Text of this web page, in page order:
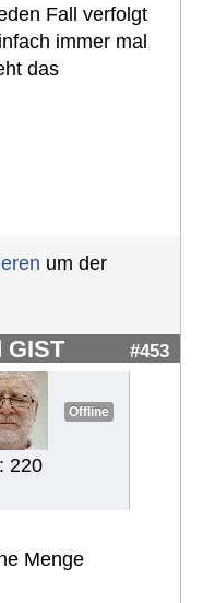
Fall verfolgt
immer mal
das
um der
GIST #453
Offline
220
Menge